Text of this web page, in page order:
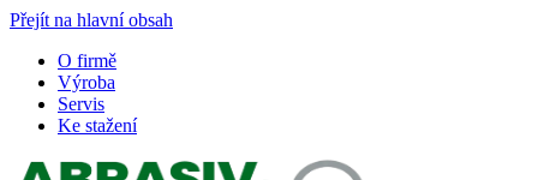
Přejít na hlavní obsah
O firmě
Výroba
Servis
Ke stažení